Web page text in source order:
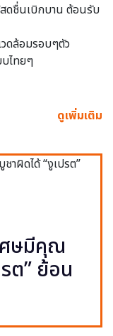
ดชื่นเบิกบาน ต้อนรับ
ดล้อมรอบๆตัว
ไทยๆ
ดูเพิ่มเติม
ศษมีคุณ
ต” ย้อน